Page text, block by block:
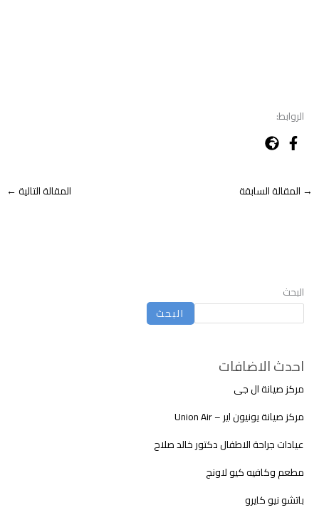
الروابط:
→ المقالة السابقة المقالة التالية←
البحث
البحث
احدث الاضافات
مركز صيانة ال جى
مركز صيانة يونيون اير – Union Air
عيادات جراحة الاطفال دكتور خالد صلاح
مطعم وكافيه كيو لاونج
باتشو نيو كايرو